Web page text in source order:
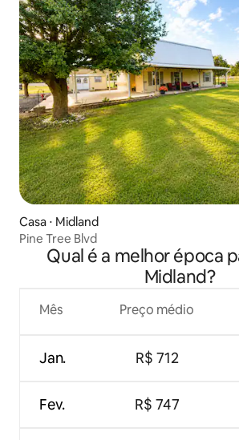
Casa ⋅ Midland
Pine Tree Blvd
Qual é a melhor época
Midland?
Mês
Jan.
Fev.
Preço médio
R$ 712
R$ 747